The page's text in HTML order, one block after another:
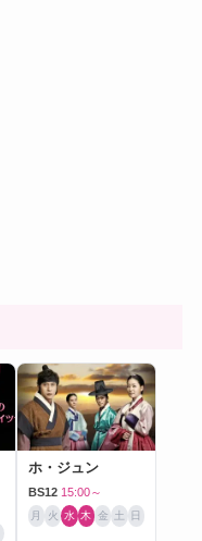
ホ・ジュン
BS12 15:00～
月 火 水 木 金 土 日